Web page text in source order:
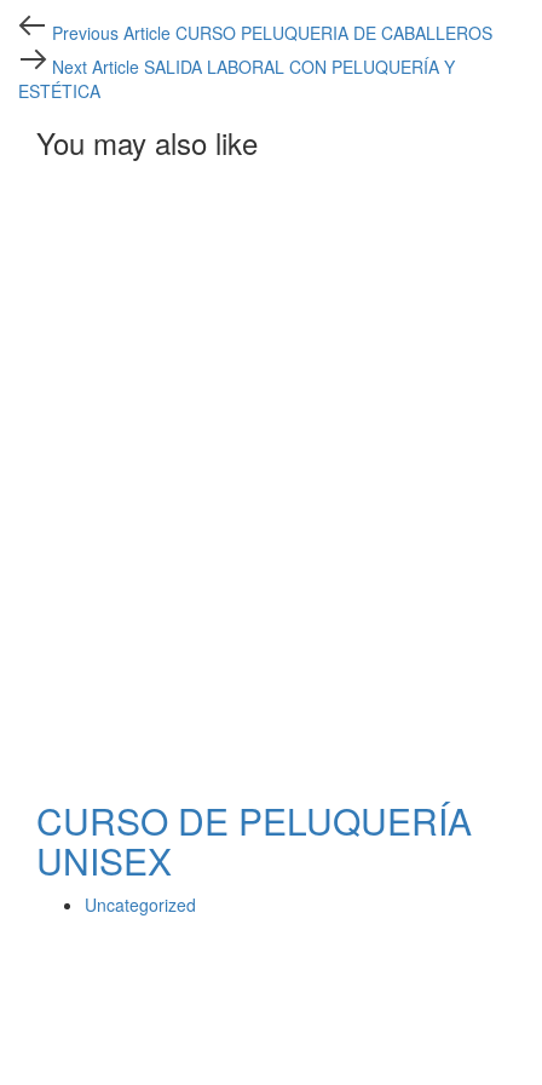
Post
navigation
Previous
Article
Previous Article CURSO PELUQUERIA DE CABALLEROS
Next
Article
Next Article SALIDA LABORAL CON PELUQUERÍA Y
ESTÉTICA
You may also like
CURSO DE PELUQUERÍA
UNISEX
Uncategorized